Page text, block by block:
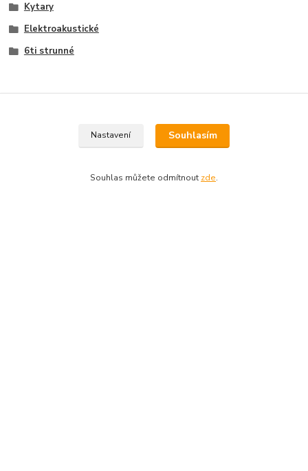
Kytary
Elektroakustické
6ti strunné
Nastavení Souhlasím
Souhlas můžete odmítnout zde.